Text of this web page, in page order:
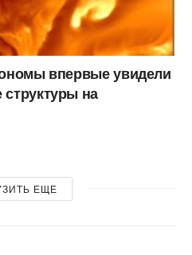
впервые увидели
на
ЕЩЕ